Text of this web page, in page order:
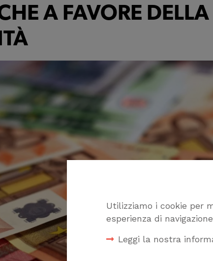
Utilizziamo i cookie per
esperienza di
Leggi la nostra
A FAVORE DELLA